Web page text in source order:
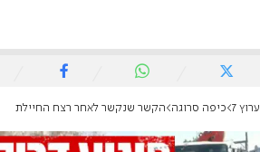
ערוץ 7 כיפה סרוגה הקשר שנקשר לאחר רצח החיילת